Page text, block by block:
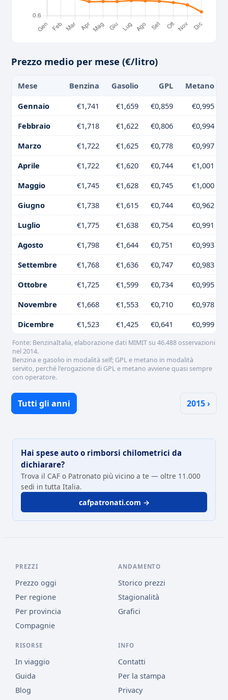
Prezzo medio per mese (€/litro)
Mese Benzina Gasolio GPL
Metano
Gennaio
€1,741 €1,659 €0,859
€0,995
Febbraio
€1,718 €1,622 €0,806
€0,994
Marzo
€1,722 €1,625 €0,778
€0,997
Aprile
€1,722 €1,620 €0,744
€1,001
Maggio
€1,745 €1,628 €0,745
€1,000
Giugno
€1,738 €1,615 €0,744
€0,962
Luglio
€1,775 €1,638 €0,754
€0,991
Agosto
€1,798 €1,644 €0,751
€0,993
Settembre
€1,768 €1,636 €0,747
€0,983
Ottobre
€1,725 €1,599 €0,734
€0,995
Novembre
€1,668 €1,553 €0,710
€0,978
Dicembre
€1,523 €1,425 €0,641 €0,999
Fonte: BenzinaItalia, elaborazione dati MIMIT su 46.488 osservazioni
nel 2014.
Benzina e gasolio in modalità self; GPL e metano in modalità
servito, perché l'erogazione di GPL e metano avviene quasi sempre
con operatore.
Tutti gli anni 2015 ›
Hai spese auto o rimborsi chilometrici da
dichiarare?
Trova il CAF o Patronato più vicino a te — oltre 11.000
sedi in tutta Italia.
cafpatronati.com →
PREZZI
Prezzo oggi
Per regione
Per provincia
Compagnie
ANDAMENTO
Storico prezzi
Stagionalità
Grafici
RISORSE
In viaggio
Guida
Blog
INFO
Contatti
Per la stampa
Privacy